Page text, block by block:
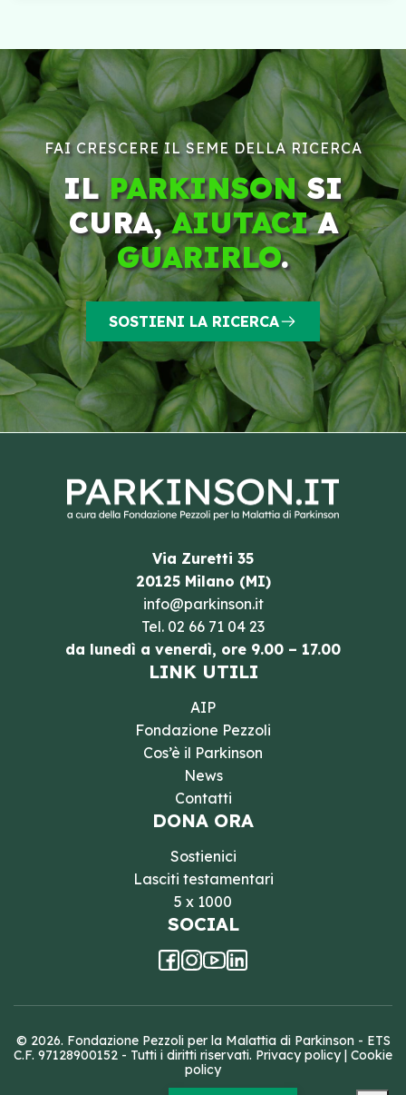
FAI CRESCERE IL SEME DELLA RICERCA
ILPARKINSONSI
CURA,AIUTACIA
GUARIRLO.
SOSTIENI LA RICERCA
Via Zuretti 35
20125 Milano (MI)
info@parkinson.it
Tel. 02 66 71 04 23
da lunedì a venerdì, ore 9.00 – 17.00
LINK UTILI
AIP
Fondazione Pezzoli
Cos’è il Parkinson
News
Contatti
DONA ORA
Sostienici
Lasciti testamentari
5 x 1000
SOCIAL
© 2026. Fondazione Pezzoli per la Malattia di Parkinson - ETS
C.F. 97128900152 - Tutti i diritti riservati. Privacy policy| Cookie
policy